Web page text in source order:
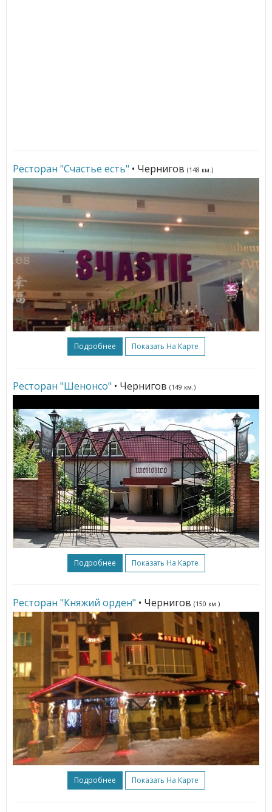
Ресторан "Счастье есть" • Чернигов (148 км.)
Подробнее Показать На Карте
Ресторан "Шенонсо" • Чернигов (149 км.)
Подробнее Показать На Карте
Ресторан "Княжий орден" • Чернигов (150 км.)
Подробнее Показать На Карте